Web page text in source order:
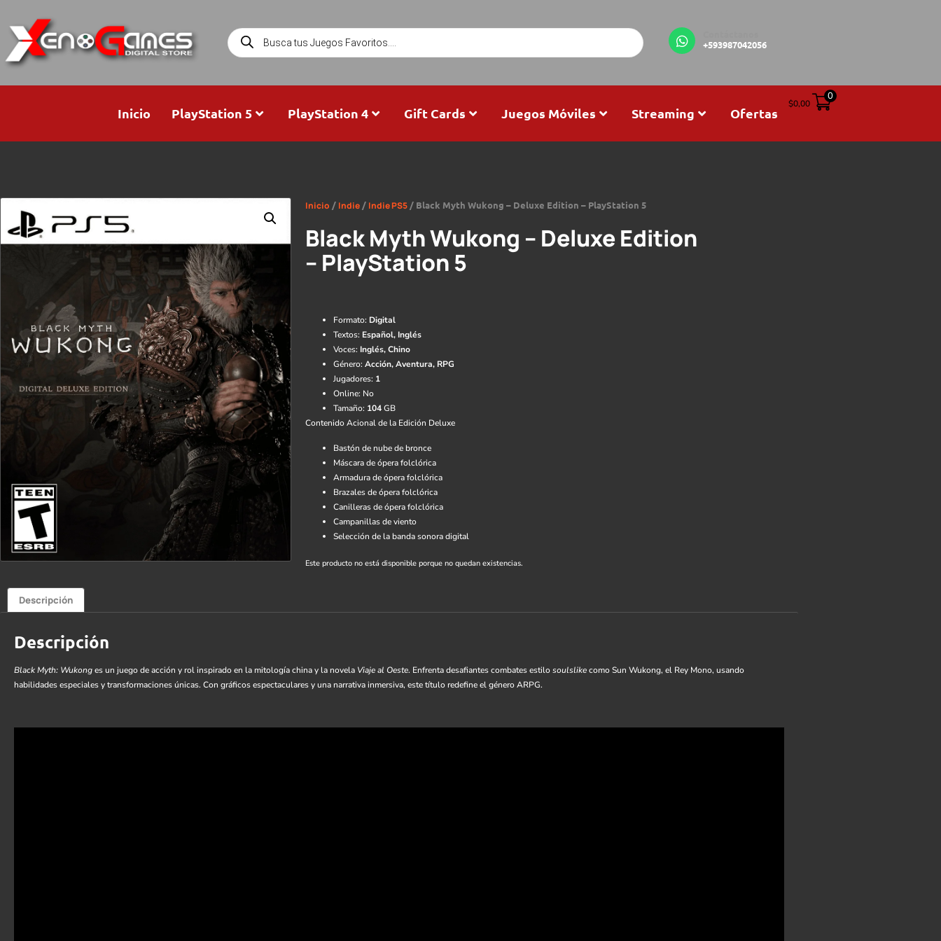
+593987042056
Inicio PlayStation 5 PlayStation 4 Gift Cards Juegos Móviles Streaming Ofertas
$0,00
0
Inicio / Indie/ Indie PS5/ Black Myth Wukong – Deluxe Edition – PlayStation 5
Black Myth Wukong – Deluxe Edition
– PlayStation 5
Formato: Digital
Textos: Español, Inglés
Voces: Inglés, Chino
Género: Acción, Aventura, RPG
Jugadores: 1
Online: No
Tamaño: 104GB
Contenido Acional de la Edición Deluxe
Bastón de nube de bronce
Máscara de ópera folclórica
Armadura de ópera folclórica
Brazales de ópera folclórica
Canilleras de ópera folclórica
Campanillas de viento
Selección de la banda sonora digital
Este producto no está disponible porque no quedan existencias.
Descripción
Descripción
Black Myth: Wukonges un juego de acción y rol inspirado en la mitología china y la novela Viaje al Oeste. Enfrenta desafiantes combates estilosoulslikecomo Sun Wukong, el Rey Mono, usando
habilidades especiales y transformaciones únicas. Con gráficos espectaculares y una narrativa inmersiva, este título redefine el género ARPG.